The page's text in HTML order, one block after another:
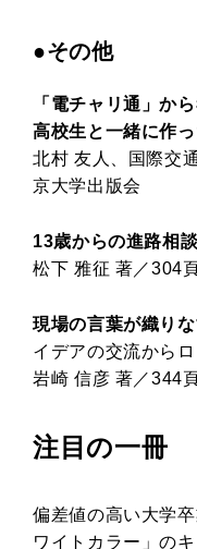
●その他
「電チャリ通」か
高校生と一緒に作
北村 友人、国際交
京大学出版会
13歳からの進路相
松下 雅征 著／304
現場の言葉が織り
イデアの交流から
岩崎 信彦 著／344
注目の一冊
偏差値の高い大学
ワイトカラー」の